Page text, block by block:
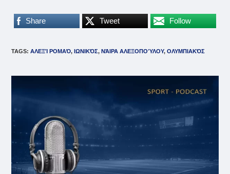
Share Tweet Follow
TAGS:ΑΛΕΞΊ ΡΟΜΑΌ, ΙΩΝΙΚΌΣ, ΝΆΙΡΑ ΑΛΕΞΟΠΟΎΛΟΥ, ΟΛΥΜΠΙΑΚΌΣ